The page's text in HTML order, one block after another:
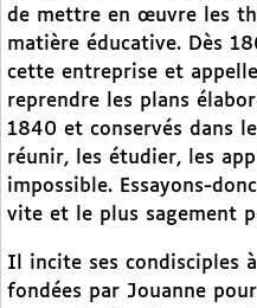
de mettre en œuvre les
matière éducative. Dès
cette entreprise et
reprendre les plans
1840 et conservés dans
réunir, les étudier, les
impossible. Essayons-
vite et le plus sagement
Il incite ses condisciples
fondées par Jouanne